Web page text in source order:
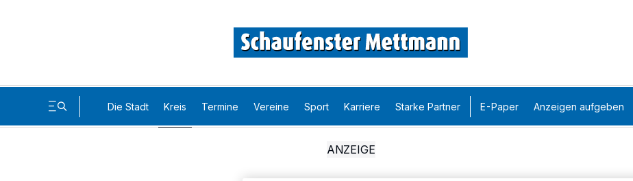
Die Stadt Kreis Termine Vereine Sport Karriere Starke Partner E-Paper Anzeigen aufgeben